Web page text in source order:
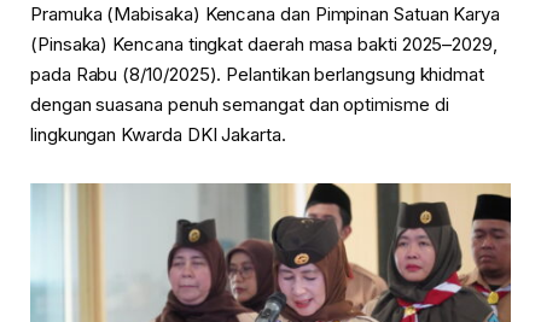
Pramuka (Mabisaka) Kencana dan Pimpinan Satuan Karya
(Pinsaka) Kencana tingkat daerah masa bakti 2025–2029,
pada Rabu (8/10/2025). Pelantikan berlangsung khidmat
dengan suasana penuh semangat dan optimisme di
lingkungan Kwarda DKI Jakarta.